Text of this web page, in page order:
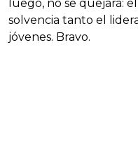
luego, no se quejará:
solvencia tanto el
jóvenes. Bravo.